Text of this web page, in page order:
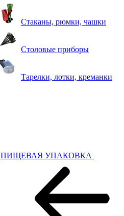
Стаканы, рюмки, чашки
Столовые приборы
Тарелки, лотки, креманки
ПИЩЕВАЯ УПАКОВКА